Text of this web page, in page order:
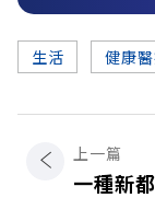
生活 健康
上一篇
一種新